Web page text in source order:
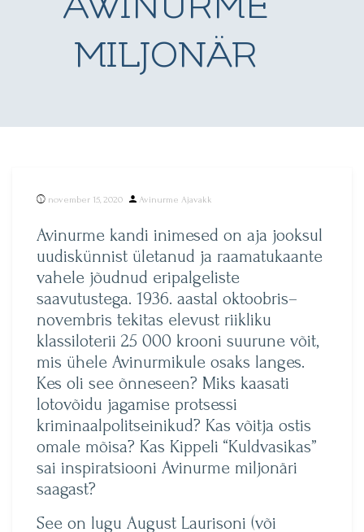
MILJONÄR
november 15, 2020
Posted
Avinurme Ajavakk
Avinurme kandi inimesed on aja jooksul
uudiskünnist ületanud ja raamatukaante
vahele jõudnud eripalgeliste
saavutustega. 1936. aastal oktoobris–
novembris tekitas elevust riikliku
klassiloterii 25 000 krooni suurune võit,
mis ühele Avinurmikule osaks langes.
Kes oli see õnneseen? Miks kaasati
lotovõidu jagamise protsessi
kriminaalpolitseinikud? Kas võitja ostis
omale mõisa? Kas Kippeli “Kuldvasikas”
sai inspiratsiooni Avinurme miljonäri
saagast?
See on lugu August Laurisoni (või